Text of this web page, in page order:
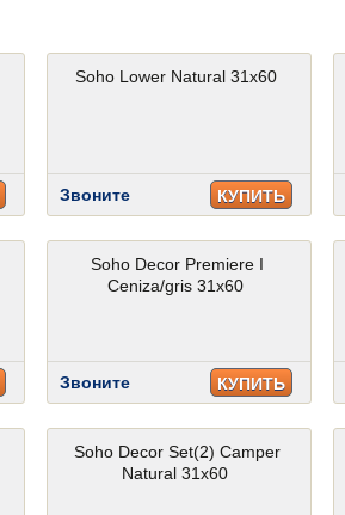
Soho Lower Natural 31x60
Звоните КУПИТЬ
Soho Decor Premiere I
Ceniza/gris 31x60
Звоните КУПИТЬ
Soho Decor Set(2) Camper
Natural 31x60